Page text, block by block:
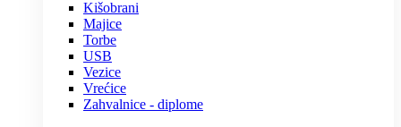
Kišobrani
Majice
Torbe
USB
Vezice
Vrećice
Zahvalnice - diplome